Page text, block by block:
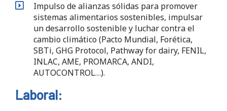
Impulso de alianzas sólidas para promover
sistemas alimentarios sostenibles, impulsar
un desarrollo sostenible y luchar contra el
cambio climático (Pacto Mundial, Forética,
SBTi, GHG Protocol, Pathway for dairy, FENIL,
INLAC, AME, PROMARCA, ANDI,
AUTOCONTROL…).
Laboral: